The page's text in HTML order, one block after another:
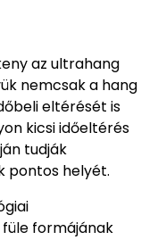
az ultrahang
nemcsak a hang
eltérését is
kicsi időeltérés
tudják
pontos helyét.
formájának